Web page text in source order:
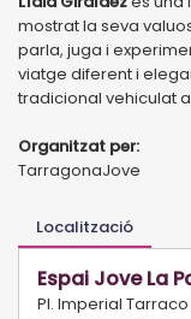
mostrat la seva
parla, juga i
viatge diferent i
tradicional vehiculat
Organitzat per:
TarragonaJove
Localització
Espai Jove La
Pl. Imperial Tarraco